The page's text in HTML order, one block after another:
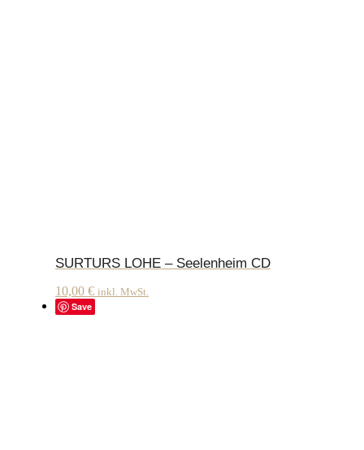
SURTURS LOHE – Seelenheim CD
10,00 € inkl. MwSt.
Save